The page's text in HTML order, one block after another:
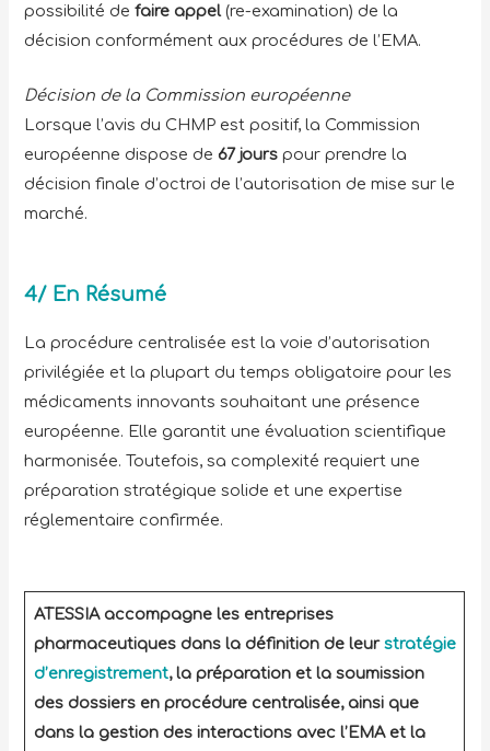
possibilité defaire appel (re-examination) de la
décision conformément aux procédures de l’EMA.
Décision de la Commission européenne
Lorsque l’avis du CHMP est positif, la Commission
européenne dispose de 67 jours pour prendre la
décision finale d’octroi de l’autorisation de mise sur le
marché.
4/ En Résumé
La procédure centralisée est la voie d’autorisation
privilégiée et la plupart du temps obligatoire pour les
médicaments innovants souhaitant une présence
européenne. Elle garantit une évaluation scientifique
harmonisée. Toutefois, sa complexité requiert une
préparation stratégique solide et une expertise
réglementaire confirmée.
ATESSIA accompagne les entreprises
pharmaceutiques dans la définition de leurstratégie
d’enregistrement,la préparation et la soumission
des dossiers en procédure centralisée, ainsi que
dans la gestion des interactions avec l’EMA et la